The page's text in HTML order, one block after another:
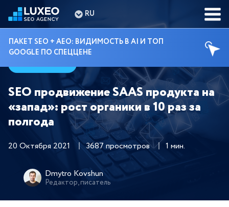
RU
ПАКЕТ SEO + AEO: ВИДИМОСТЬ В AI И ТОП
GOOGLE ПО СПЕЦЦЕНЕ
Кейсы
SEO продвижение SAAS продукта на
«запад»: рост органики в 10 раз за
полгода
20 Октября 2021 3687 просмотров 1 мин.
Dmytro Kovshun
Редактор, писатель